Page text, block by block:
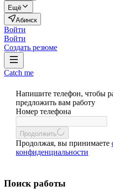
Ещё
Абинск
Войти
Войти
Создать резюме
Catch me
Напишите телефон, чтобы
предложить вам работу
Номер телефона
Продолжить
Продолжая, вы принимаете
конфиденциальности
Поиск работы